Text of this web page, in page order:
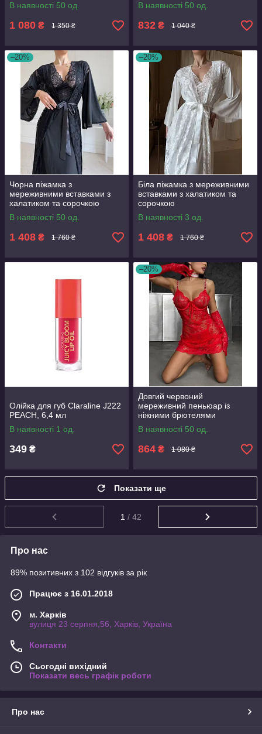
В наявності 50 од.
1 080 ₴ 1 350 ₴
В наявності 50 од.
832 ₴ 1 040 ₴
–20%
Чорна піжамка з
мереживними вставками з
халатиком та сорочкою
В наявності 50 од.
1 408 ₴ 1 760 ₴
–20%
Біла піжамка з мереживними
вставками з халатиком та
сорочкою
В наявності 3 од.
1 408 ₴ 1 760 ₴
Олійка для губ Claraline J222
PEACH, 6,4 мл
В наявності 1 од.
349 ₴
–20%
Довгий червоний
мереживний пеньюар із
ніжними брютелями
В наявності 50 од.
864 ₴ 1 080 ₴
Показати ще
1 / 42
Про нас
89% позитивних з 102 відгуків за рік
Працює з 16.01.2018
м. Харків
вулиця 23 серпня,56, Харків, Україна
Контакти
Сьогодні вихідний
Показати весь графік роботи
Про нас